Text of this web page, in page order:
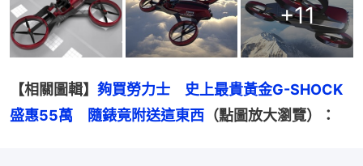
+11
【相關圖輯】 夠買勞力士　史上最貴黃金G-SHOCK
盛惠55萬　隨錶竟附送這東西 （點圖放大瀏覽）：